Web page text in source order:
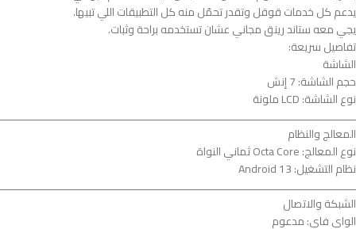
يدعم كل خدمات قوقل وتقدر تحمّل منه كل التطبيقات اللي تبيها.
يجي معه ستاند رينق مجاني عشان تستخدمه براحة وثبات.
تفاصيل سريعة:
الشاشة
حجم الشاشة: 7 إنش
نوع الشاشة: LCD ملونة
المعالج والنظام
نوع المعالج: Octa Core ثماني النواة
نظام التشغيل: Android 13
الشبكة والاتصال
الواي فاي: مدعوم